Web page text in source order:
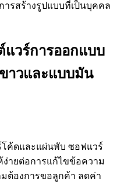
ารสร้างรูปแบบที่เป็นบุคคล
วร์การออกแบบ
าวและแบบมัน
ค้ดและแผ่นพับ ซอฟแวร์
ายต่อการแก้ไขข้อความ
ต้องการขอลูกค้า ลดค่า